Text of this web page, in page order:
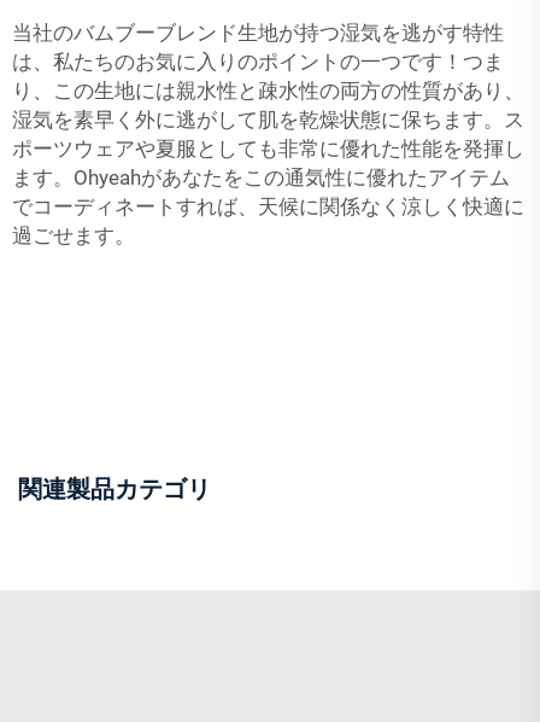
当社のバムブーブレンド生地が持つ湿気を逃がす特性
は、私たちのお気に入りのポイントの一つです！つま
り、この生地には親水性と疎水性の両方の性質があり、
湿気を素早く外に逃がして肌を乾燥状態に保ちます。ス
ポーツウェアや夏服としても非常に優れた性能を発揮し
ます。Ohyeahがあなたをこの通気性に優れたアイテム
でコーディネートすれば、天候に関係なく涼しく快適に
過ごせます。
関連製品カテゴリ